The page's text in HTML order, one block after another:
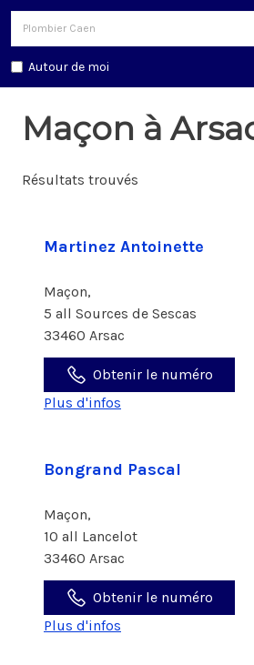
Autour de moi
Maçon à
Résultats trouvés
Martinez Antoinette
Maçon,
5 all Sources de Sescas
33460 Arsac
Obtenir le numéro
Plus d'infos
Bongrand Pascal
Maçon,
10 all Lancelot
33460 Arsac
Obtenir le numéro
Plus d'infos